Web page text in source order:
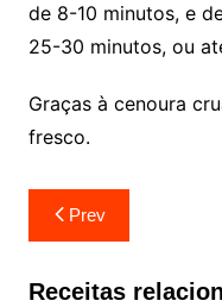
de 8-10 minutos, e
25-30 minutos, ou
Graças à cenoura
fresco.
Navegação
de
artigos
Prev
Receitas